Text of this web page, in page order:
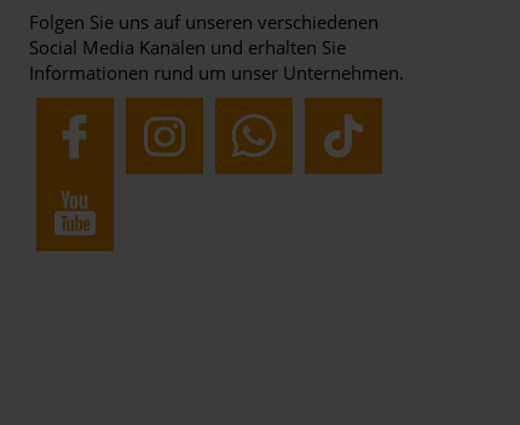
Folgen Sie uns auf unseren verschiedenen
Social Media Kanälen und erhalten Sie
Informationen rund um unser Unternehmen.